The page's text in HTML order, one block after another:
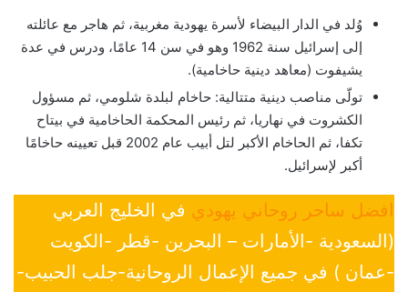
وُلد في الدار البيضاء لأسرة يهودية مغربية، ثم هاجر مع عائلته
إلى إسرائيل سنة 1962 وهو في سن 14 عامًا، ودرس في عدة
يشيفوت (معاهد دينية حاخامية).
تولّى مناصب دينية متتالية: حاخام لبلدة شلومي، ثم مسؤول
الكشروت في نهاريا، ثم رئيس المحكمة الحاخامية في بيتاح
تكفا، ثم الحاخام الأكبر لتل أبيب عام 2002 قبل تعيينه حاخامًا
أكبر لإسرائيل.
افضل ساحر روحاني يهودي في الخليج العربي
(السعودية -الأمارات – البحرين -قطر -الكويت
-عمان ) في جميع الإعمال الروحانية-جلب الحبيب-